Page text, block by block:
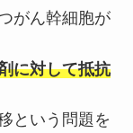
がん幹細胞が
に対して抵抗
という問題を